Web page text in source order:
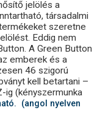
jelölés a
társadalmi
szeretne
Eddig nem
A Green Button
emberek és a
46 szigorú
kell betartani –
ig (kényszermunka
(angol nyelven